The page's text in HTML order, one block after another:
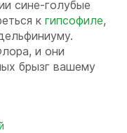
сине-голубые
к гипсофиле,
и они
брызг вашему